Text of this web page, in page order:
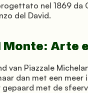
nel 1869 da
del David.
Monte: Arte
van Piazzale
dan met een meer
met de